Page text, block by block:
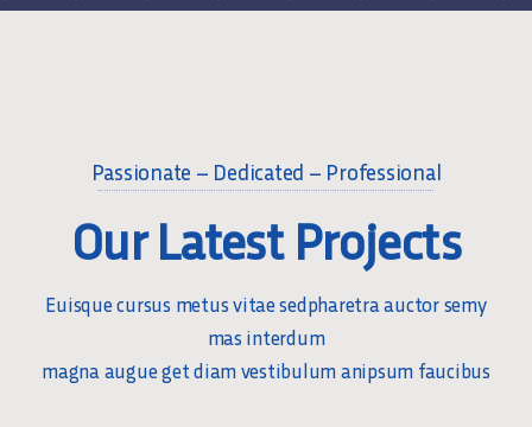
Passionate – Dedicated – Professional
Our Latest Projects
Euisque cursus metus vitae sedpharetra auctor semy
mas interdum
magna augue get diam vestibulum anipsum faucibus